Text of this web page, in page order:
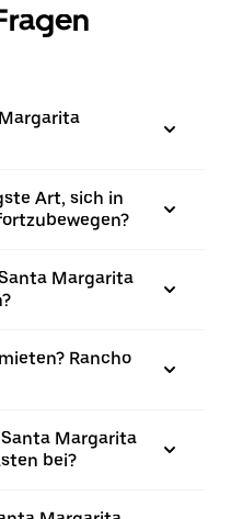
Art, sich in
Margarita
Rancho
Margarita
bei?